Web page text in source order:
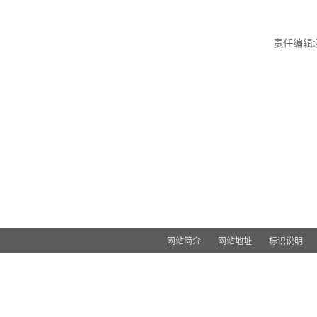
责任编辑
网站简介 网站地址 标识说明